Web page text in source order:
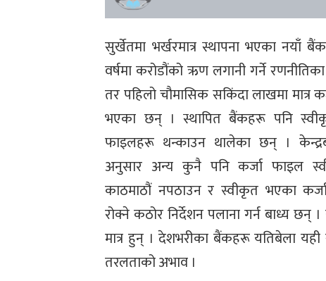
सुर्खेतमा भर्खरमात्र स्थापना भएका नयाँ
वर्षमा करोडौंको ऋण लगानी गर्ने
तर पहिलो चौमासिक सकिंदा लाखमा मात्र
भएका छन् । स्थापित बैंकहरू पनि
फाइलहरू थन्काउन थालेका छन् ।
अनुसार अन्य कुनै पनि कर्जा फाइल
काठमाठौं नपठाउन र स्वीकृत भएका
रोक्ने कठोर निर्देशन पलाना गर्न बाध्य छन्
मात्र हुन् । देशभरीका बैंकहरू यतिबेला
तरलताको अभाव ।